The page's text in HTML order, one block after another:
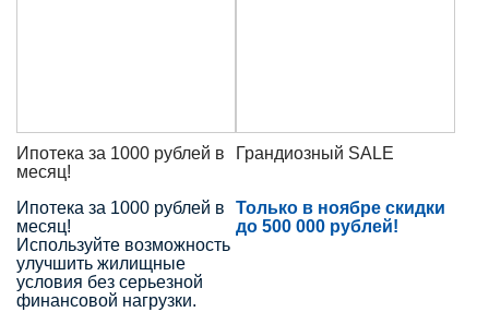
Ипотека за 1000 рублей в
месяц!
Ипотека за 1000 рублей в
месяц!
Используйте возможность
улучшить жилищные
условия без серьезной
финансовой нагрузки.
Грандиозный SALE
Только в ноябре скидки
до 500 000 рублей!